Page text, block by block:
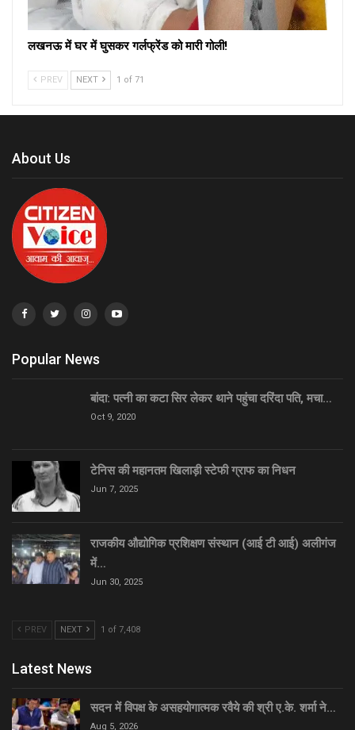
लखनऊ में घर में घुसकर गर्लफ्रेंड को मारी गोली!
PREV NEXT 1 of 71
About Us
Popular News
बांदा: पत्नी का कटा सिर लेकर थाने पहुंचा दरिंदा पति, मचा…
Oct 9, 2020
टेनिस की महानतम खिलाड़ी स्टेफी ग्राफ का निधन
Jun 7, 2025
राजकीय औद्योगिक प्रशिक्षण संस्थान (आई टी आई) अलीगंज
में…
Jun 30, 2025
PREV NEXT 1 of 7,408
Latest News
सदन में विपक्ष के असहयोगात्मक रवैये की श्री ए.के. शर्मा ने…
Aug 5, 2026